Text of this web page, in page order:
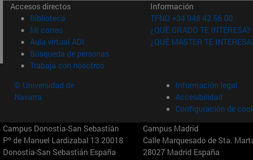
Accesos directos
Biblioteca (abre en nueva ventana)
Mi correo(abre en nueva ventana)
Aula virtual ADI (abre en nueva ventana)
Búsqueda de personas(abre en nueva ventana)
Trabaja con nosotros(abre en nueva ventana)
Información
TFNO +34 948 42 56 00
¿QUÉ GRADO TE INTERESA?
¿QUÉ MÁSTER TE
© Universidad de
Navarra
Información legal
Accesibilidad
Configuración de
Campus Donostia-San Sebastián
Pº de Manuel Lardizabal 13 20018
Donostia-San Sebastián España
Campus Madrid
Calle Marquesado de Sta.
28027 Madrid España